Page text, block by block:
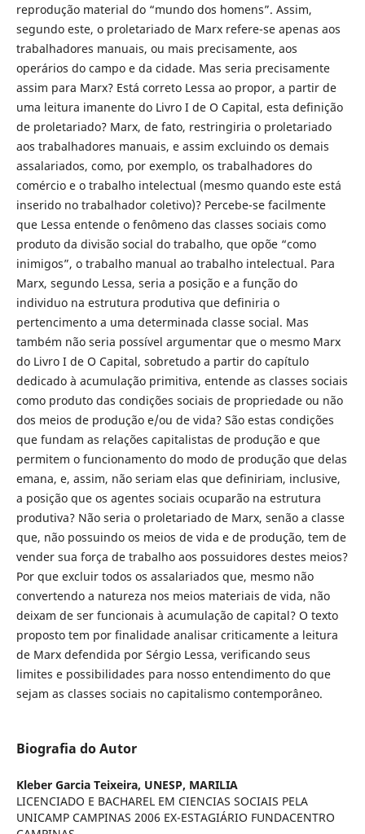
reprodução material do “mundo dos homens”. Assim,
segundo este, o proletariado de Marx refere-se apenas aos
trabalhadores manuais, ou mais precisamente, aos
operários do campo e da cidade. Mas seria precisamente
assim para Marx? Está correto Lessa ao propor, a partir de
uma leitura imanente do Livro I de O Capital, esta definição
de proletariado? Marx, de fato, restringiria o proletariado
aos trabalhadores manuais, e assim excluindo os demais
assalariados, como, por exemplo, os trabalhadores do
comércio e o trabalho intelectual (mesmo quando este está
inserido no trabalhador coletivo)? Percebe-se facilmente
que Lessa entende o fenômeno das classes sociais como
produto da divisão social do trabalho, que opõe “como
inimigos”, o trabalho manual ao trabalho intelectual. Para
Marx, segundo Lessa, seria a posição e a função do
individuo na estrutura produtiva que definiria o
pertencimento a uma determinada classe social. Mas
também não seria possível argumentar que o mesmo Marx
do Livro I de O Capital, sobretudo a partir do capítulo
dedicado à acumulação primitiva, entende as classes sociais
como produto das condições sociais de propriedade ou não
dos meios de produção e/ou de vida? São estas condições
que fundam as relações capitalistas de produção e que
permitem o funcionamento do modo de produção que delas
emana, e, assim, não seriam elas que definiriam, inclusive,
a posição que os agentes sociais ocuparão na estrutura
produtiva? Não seria o proletariado de Marx, senão a classe
que, não possuindo os meios de vida e de produção, tem de
vender sua força de trabalho aos possuidores destes meios?
Por que excluir todos os assalariados que, mesmo não
convertendo a natureza nos meios materiais de vida, não
deixam de ser funcionais à acumulação de capital? O texto
proposto tem por finalidade analisar criticamente a leitura
de Marx defendida por Sérgio Lessa, verificando seus
limites e possibilidades para nosso entendimento do que
sejam as classes sociais no capitalismo contemporâneo.
Biografia do Autor
Kleber Garcia Teixeira, UNESP, MARILIA
LICENCIADO E BACHAREL EM CIENCIAS SOCIAIS PELA
UNICAMP CAMPINAS 2006 EX-ESTAGIÁRIO FUNDACENTRO